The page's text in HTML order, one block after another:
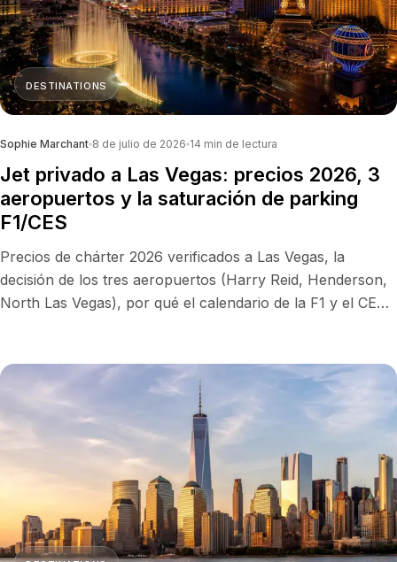
DESTINATIONS
Sophie Marchant 8 de julio de 2026 14 min de lectura
Jet privado a Las Vegas: precios 2026, 3
aeropuertos y la saturación de parking
F1/CES
Precios de chárter 2026 verificados a Las Vegas, la
decisión de los tres aeropuertos (Harry Reid, Henderson,
North Las Vegas), por qué el calendario de la F1 y el CES